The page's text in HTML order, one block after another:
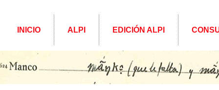
INICIO ALPI EDICIÓN ALPI